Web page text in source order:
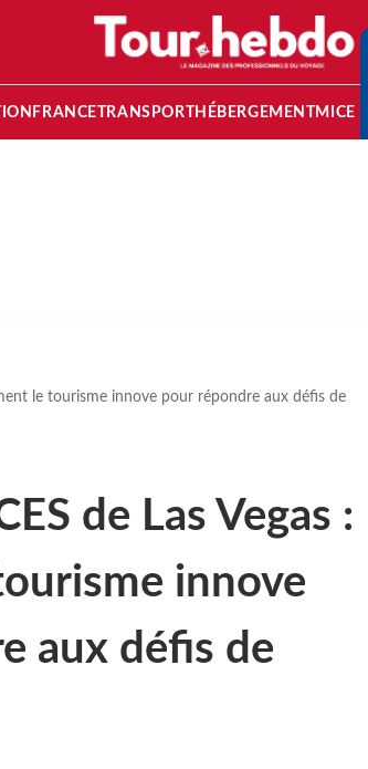
FRANCETRANSPORT HÉBERGEMENTMICE
le tourisme innove pour répondre aux défis de
de Las Vegas :
innove
aux défis de